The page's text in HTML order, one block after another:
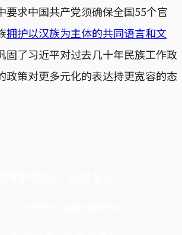
要求中国共产党须确保全国55个官
拥护以汉族为主体的共同语言和文
固了习近平对过去几十年民族工作政
政策对更多元化的表达持更宽容的态